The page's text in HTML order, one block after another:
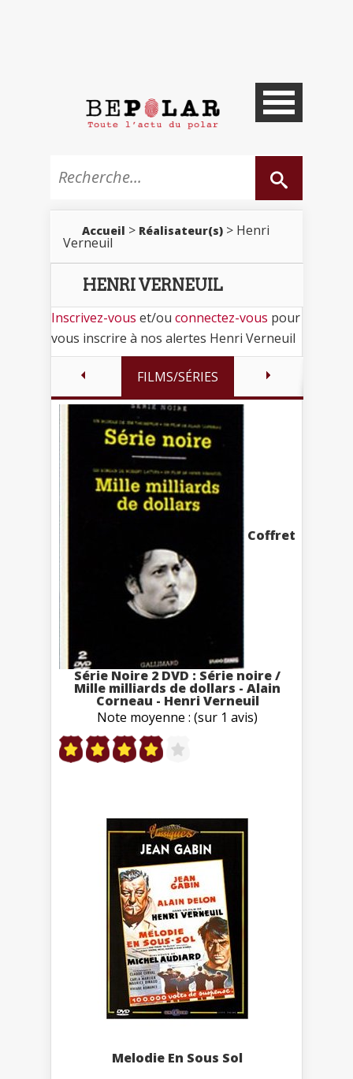
Accueil > Réalisateur(s) > Henri
Verneuil
HENRI VERNEUIL
Inscrivez-vous et/ou connectez-vous pour
vous inscrire à nos alertes Henri Verneuil
FILMS/SÉRIES
Coffret
Série Noire 2 DVD : Série noire /
Mille milliards de dollars - Alain
Corneau - Henri Verneuil
Note moyenne : (sur 1 avis)
Melodie En Sous Sol